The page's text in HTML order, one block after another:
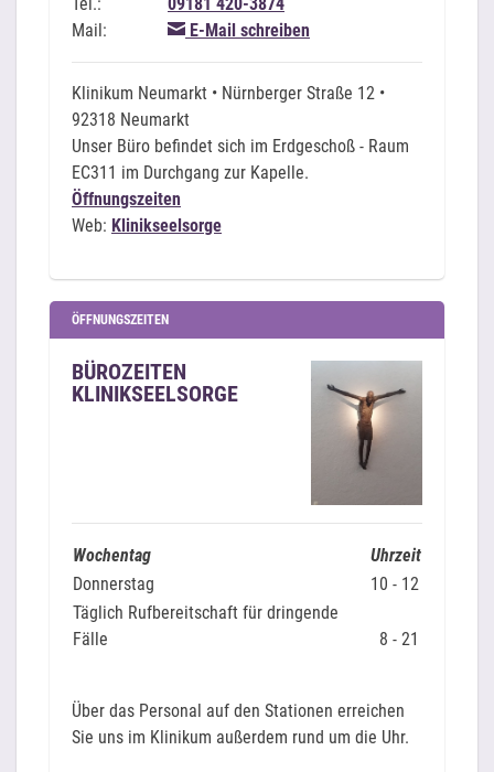
Mail:
E-Mail schreiben
Klinikum Neumarkt • Nürnberger Straße 12 •
92318 Neumarkt
Unser Büro befindet sich im Erdgeschoß - Raum
EC311 im Durchgang zur Kapelle.
Öffnungszeiten
Web: Klinikseelsorge
ÖFFNUNGSZEITEN
BÜROZEITEN
KLINIKSEELSORGE
Wochentag
Uhrzeit
Donnerstag
10 - 12
Täglich Rufbereitschaft für dringende
Fälle
8 - 21
Über das Personal auf den Stationen erreichen
Sie uns im Klinikum außerdem rund um die Uhr.